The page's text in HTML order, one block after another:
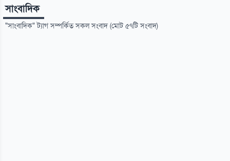
সাংবাদিক
"সাংবাদিক" ট্যাগ সম্পর্কিত সকল সংবাদ (মোট ৫৭টি সংবাদ)